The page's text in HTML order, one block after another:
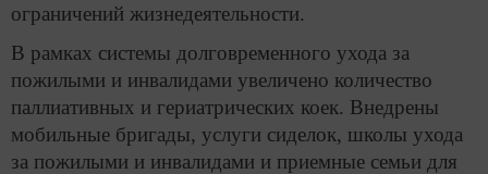
ограничений жизнедеятельности.
В рамках системы долговременного ухода за
пожилыми и инвалидами увеличено количество
паллиативных и гериатрических коек. Внедрены
мобильные бригады, услуги сиделок, школы ухода
за пожилыми и инвалидами и приемные семьи для